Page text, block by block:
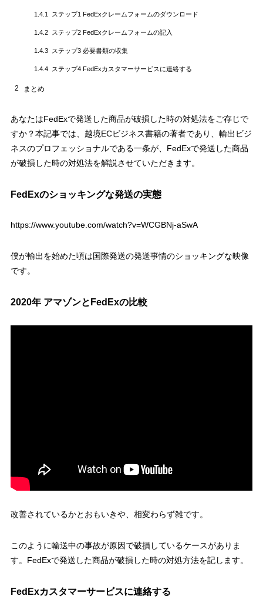
1.4.1 ステップ1 FedExクレームフォームのダウンロード
1.4.2 ステップ2 FedExクレームフォームの記入
1.4.3 ステップ3 必要書類の収集
1.4.4 ステップ4 FedExカスタマーサービスに連絡する
2 まとめ
あなたはFedExで発送した商品が破損した時の対処法をご存じで
すか？本記事では、越境ECビジネス書籍の著者であり、輸出ビジ
ネスのプロフェッショナルである一条が、FedExで発送した商品
が破損した時の対処法を解説させていただきます。
FedExのショッキングな発送の実態
https://www.youtube.com/watch?v=WCGBNj-aSwA
僕が輸出を始めた頃は国際発送の発送事情のショッキングな映像
です。
2020年 アマゾンとFedExの比較
改善されているかとおもいきや、相変わらず雑です。
このように輸送中の事故が原因で破損しているケースがありま
す。FedExで発送した商品が破損した時の対処方法を記します。
FedExカスタマーサービスに連絡する